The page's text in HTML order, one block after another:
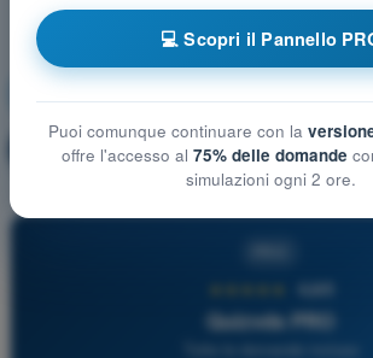
🔒 PRO Spiegazione
4,6/5
Quizvds PRO
💻 Scopri il Pannello
Puoi comunque continuare con la
offre l'accesso al 75% delle domande
simulazioni ogni 2 ore.